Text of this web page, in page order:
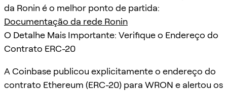
da Ronin é o melhor ponto de partida:
Documentação da rede Ronin
O Detalhe Mais Importante: Verifique o Endereço do
Contrato ERC-20
A Coinbase publicou explicitamente o endereço do
contrato Ethereum (ERC-20) para WRON e alertou os